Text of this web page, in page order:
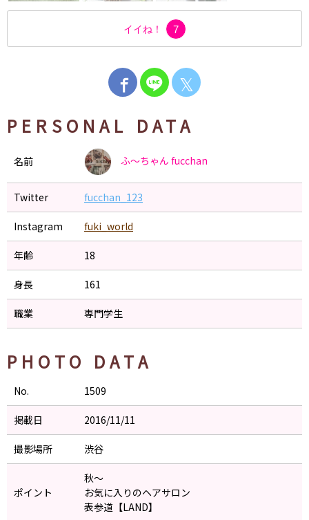
イイね！ 7
𝕏
PERSONAL DATA
名前 ふ〜ちゃん fucchan
Twitter fucchan_123
Instagram fuki_world
年齢 18
身長 161
職業 専門学生
PHOTO DATA
No. 1509
掲載日 2016/11/11
撮影場所 渋谷
ポイント
秋〜
お気に入りのヘアサロン
表参道【LAND】